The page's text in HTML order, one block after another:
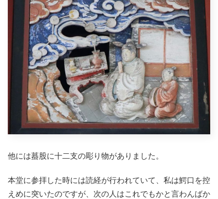
他には蟇股に十二支の彫り物がありました。
本堂に参拝した時には読経が行われていて、私は鰐口を控
えめに突いたのですが、次の人はこれでもかと言わんばか